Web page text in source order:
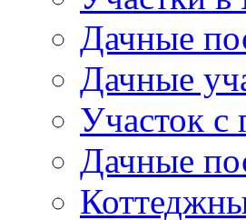
Дачные
Дачные
Участок с
Дачные